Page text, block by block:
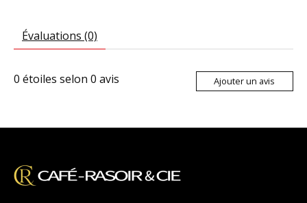
Évaluations (0)
0 étoiles selon 0 avis Ajouter un avis